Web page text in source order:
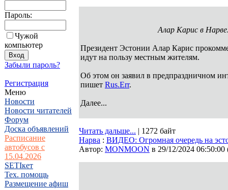
Пароль:
Чужой
компьютер
Забыли пароль?
Регистрация
Меню
Новости
Новости читателей
Форум
Доска объявлений
Расписание
автобусов с
15.04.2026
SETIкет
Тех. помощь
Размещение афиш
Алар Карис в
Президент Эстонии Алар Карис
идут на пользу местным жителям.
Об этом он заявил в предпраздничном
пишет Rus.Err.
Далее...
Читать дальше... | 1272 байт
Нарва : ВИДЕО: Огромная очередь на
Автор: MONMOON в 29/12/2024 06:50:00